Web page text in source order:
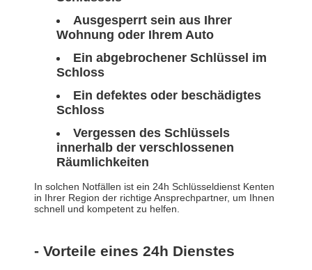
Ausgesperrt sein aus Ihrer
Wohnung oder Ihrem Auto
Ein abgebrochener Schlüssel im
Schloss
Ein defektes oder beschädigtes
Schloss
Vergessen des Schlüssels
innerhalb der verschlossenen
Räumlichkeiten
In solchen Notfällen ist ein 24h Schlüsseldienst Kenten
in Ihrer Region der richtige Ansprechpartner, um Ihnen
schnell und kompetent zu helfen.
- Vorteile eines 24h Dienstes